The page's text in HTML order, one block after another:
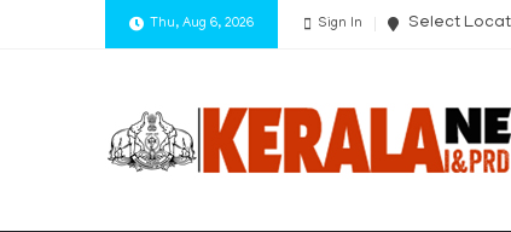
Thu, Aug 6, 2026 Sign In Select